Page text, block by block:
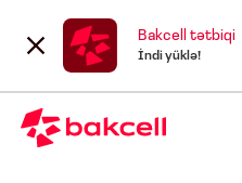
Bakcell tətbiqi
İndi yüklə!